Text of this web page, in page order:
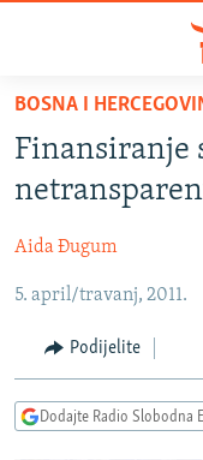
Pređite
glavni
sadržaj
na
navigaciju
Pređite
pretragu
BOSNA I
KOSOVO
CRNA GORA
VIZUELNO
FOTOGALERIJE
PODCASTI
RAT U UKRAJINI
BOSNA I
Finansiranje
Aida Đugum
5. april/travanj, 2011.
Podijelite
Dodajte Radio Slobodna